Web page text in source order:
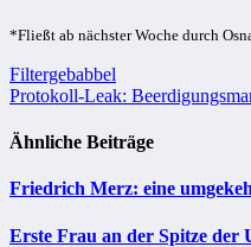
*Fließt ab nächster Woche durch
Beitragsnavigation
Filtergebabbel
Protokoll-Leak:
Ähnliche Beiträge
Friedrich Merz: eine
Erste Frau an der Spitze der